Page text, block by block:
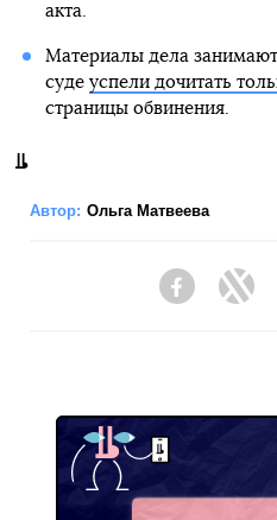
акта.
Материалы дела занимают
суде успели дочитать
страницы обвинения.
Автор: Ольга Матвеева
Facebook